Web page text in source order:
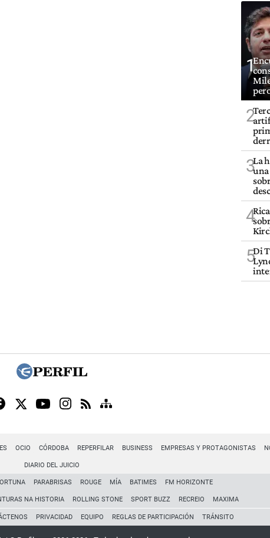
1
2
3La
4
5Di
OCIO CÓRDOBA REPERFILAR BUSINESS EMPRESAS Y PROTAGONISTAS
DIARIO DEL JUICIO
PARABRISAS ROUGE MÍA BATIMES FM HORIZONTE
NA HISTORIA ROLLING STONE SPORT BUZZ RECREIO MAXIMA
PRIVACIDAD EQUIPO REGLAS DE PARTICIPACIÓN TRÁNSITO